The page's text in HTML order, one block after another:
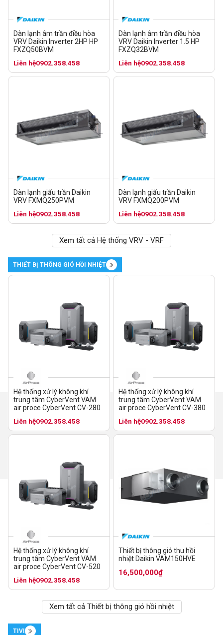
Dàn lạnh âm trần điều hòa
VRV Daikin Inverter 2HP HP
FXZQ50BVM
Liên hệ0902.358.458
Dàn lạnh âm trần điều hòa
VRV Daikin Inverter 1.5 HP
FXZQ32BVM
Liên hệ0902.358.458
Dàn lạnh giấu trần Daikin
VRV FXMQ250PVM
Liên hệ0902.358.458
Dàn lạnh giấu trần Daikin
VRV FXMQ200PVM
Liên hệ0902.358.458
Xem tất cả Hệ thống VRV - VRF
THIẾT BỊ THÔNG GIÓ HỒI NHIỆT
Hệ thống xử lý không khí
trung tâm CyberVent VAM
air proce CyberVent CV-280
Liên hệ0902.358.458
Hệ thống xử lý không khí
trung tâm CyberVent VAM
air proce CyberVent CV-380
Liên hệ0902.358.458
Hệ thống xử lý không khí
trung tâm CyberVent VAM
air proce CyberVent CV-520
Liên hệ0902.358.458
Thiết bị thông gió thu hồi
nhiệt Daikin VAM150HVE
16,500,000₫
Xem tất cả Thiết bị thông gió hồi nhiệt
TIVI